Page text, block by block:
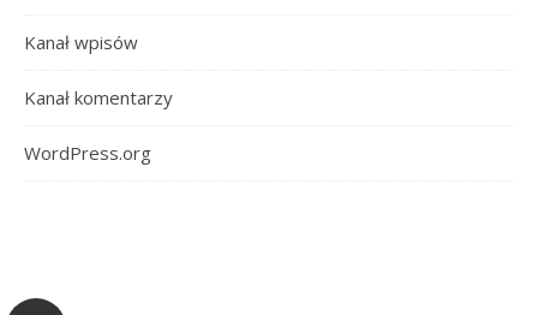
Kanał wpisów
Kanał komentarzy
WordPress.org